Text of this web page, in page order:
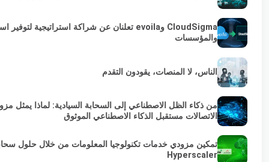
والمؤسسات
الناس، لا المنصات، يقودون التقدم
من ذكاء الظل الاصطناعي إلى السحابة السيادية: لماذا يمثل
الاتصالات مستقبل الذكاء الاصطناعي الموثوق
تمكين مزودي خدمات تكنولوجيا المعلومات من خلال حلول
Hyperscaler